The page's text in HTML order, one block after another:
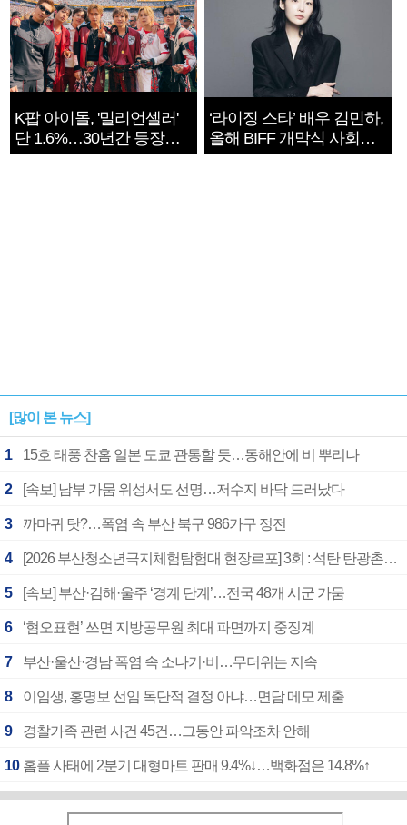
K팝 아이돌, '밀리언셀러'
단 1.6%…30년간 등장
1182개팀 전수조사
‘라이징 스타’ 배우 김민하,
올해 BIFF 개막식 사회자
확정
[많이 본 뉴스]
1 15호 태풍 찬홈 일본 도쿄 관통할 듯…동해안에 비 뿌리나
2 [속보] 남부 가뭄 위성서도 선명…저수지 바닥 드러났다
3 까마귀 탓?…폭염 속 부산 북구 986가구 정전
4 [2026 부산청소년극지체험탐험대 현장르포] 3회 : 석탄 탄광촌에서 북극 연구의 중심지로
5 [속보] 부산·김해·울주 ‘경계 단계’…전국 48개 시군 가뭄
6 ‘혐오표현’ 쓰면 지방공무원 최대 파면까지 중징계
7 부산·울산·경남 폭염 속 소나기·비…무더위는 지속
8 이임생, 홍명보 선임 독단적 결정 아냐…면담 메모 제출
9 경찰가족 관련 사건 45건…그동안 파악조차 안해
10 홈플 사태에 2분기 대형마트 판매 9.4%↓…백화점은 14.8%↑